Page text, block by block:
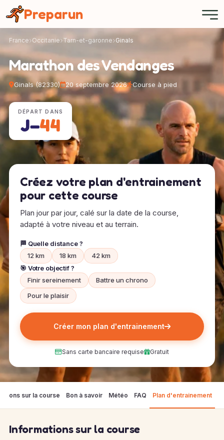
Preparun
France Occitanie Tarn-et-garonne Ginals
Marathon des Vendanges
Ginals (82330) 20 septembre 2026 Course à pied
DÉPART DANS
J−44
Créez votre plan d'entrainement
pour cette course
Plan jour par jour, calé sur la date de la course,
adapté à votre niveau et au terrain.
🏁 Quelle distance ?
12 km
18 km
42 km
🎯 Votre objectif ?
Finir sereinement
Battre un chrono
Pour le plaisir
Créer mon plan d'entrainement
Sans carte bancaire requise Gratuit
sur la course Bon à savoir Météo FAQ Plan d'entrainement
Informations sur la course
Panneau de gestion des cookies